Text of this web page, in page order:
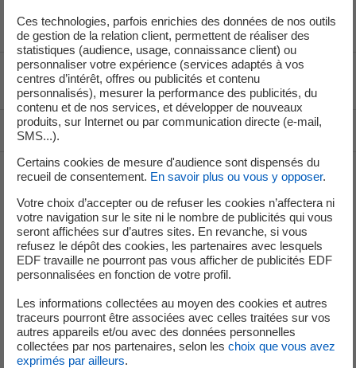
Voir le fil d'ariane
Haut de page
Groupe
Je déménage
Faire des économies d’énergie
Décarboner vos territoires
Nos offres d’énergie entreprises
Ces technologies, parfois enrichies des données de nos outils
de gestion de la relation client, permettent de réaliser des
statistiques (audience, usage, connaissance client) ou
personnaliser votre expérience (services adaptés à vos
centres d’intérêt, offres ou publicités et contenu
personnalisés), mesurer la performance des publicités, du
contenu et de nos services, et développer de nouveaux
produits, sur Internet ou par communication directe (e-mail,
SMS...).
Certains cookies de mesure d'audience sont dispensés du
recueil de consentement. En savoir plus ou vous y opposer.
Votre choix d’accepter ou de refuser les cookies n’affectera ni
votre navigation sur le site ni le nombre de publicités qui vous
seront affichées sur d’autres sites. En revanche, si vous
refusez le dépôt des cookies, les partenaires avec lesquels
EDF travaille ne pourront pas vous afficher de publicités EDF
personnalisées en fonction de votre profil.
Les informations collectées au moyen des cookies et autres
traceurs pourront être associées avec celles traitées sur vos
autres appareils et/ou avec des données personnelles
collectées par nos partenaires, selon les choix que vous avez
exprimés par ailleurs.